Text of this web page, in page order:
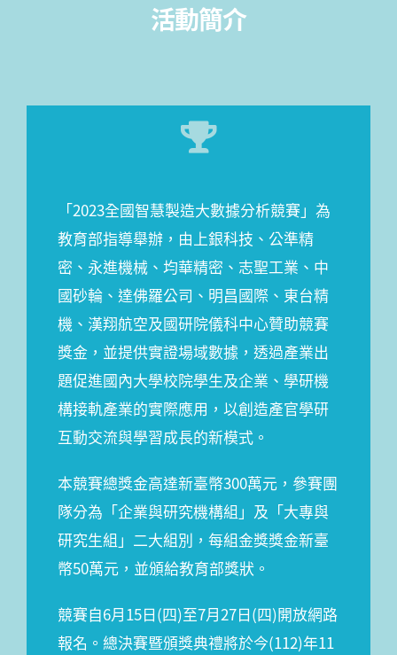
活動簡介
「2023全國智慧製造大數據分析競賽」為
教育部指導舉辦，由上銀科技、公準精
密、永進機械、均華精密、志聖工業、中
國砂輪、達佛羅公司、明昌國際、東台精
機、漢翔航空及國研院儀科中心贊助競賽
獎金，並提供實證場域數據，透過產業出
題促進國內大學校院學生及企業、學研機
構接軌產業的實際應用，以創造產官學研
互動交流與學習成長的新模式。
本競賽總獎金高達新臺幣300萬元，參賽團
隊分為「企業與研究機構組」及「大專與
研究生組」二大組別，每組金獎獎金新臺
幣50萬元，並頒給教育部獎狀。
競賽自6月15日(四)至7月27日(四)開放網路
報名。總決賽暨頒獎典禮將於今(112)年11